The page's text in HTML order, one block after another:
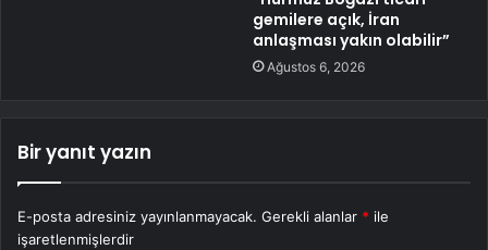
gemilere açık, İran
anlaşması yakın olabilir”
Ağustos 6, 2026
Bir yanıt yazın
E-posta adresiniz yayınlanmayacak. Gerekli alanlar * ile
işaretlenmişlerdir